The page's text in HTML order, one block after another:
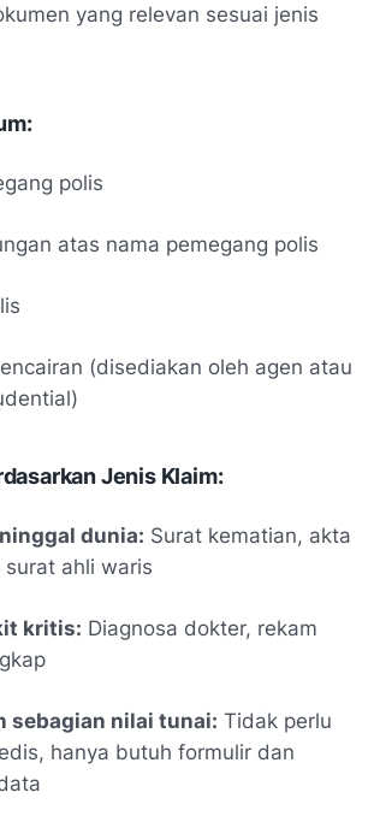
yang relevan sesuai jenis
polis
atas nama pemegang polis
(disediakan oleh agen atau
Jenis Klaim:
dunia: Surat kematian, akta
surat ahli waris
kritis: Diagnosa dokter, rekam
sebagian nilai tunai: Tidak perlu
hanya butuh formulir dan